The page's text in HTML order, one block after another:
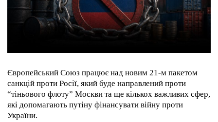
Європейський Союз працює над новим 21-м пакетом
санкцій проти Росії, який буде направлений проти
“тіньового флоту” Москви та ще кількох важливих сфер,
які допомагають путіну фінансувати війну проти
України.